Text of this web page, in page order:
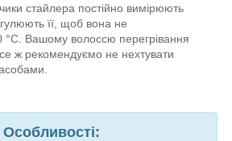
стайлера постійно вимірюють
її, щоб вона не
Вашому волоссю перегрівання
ж рекомендуємо не нехтувати
Особливості: